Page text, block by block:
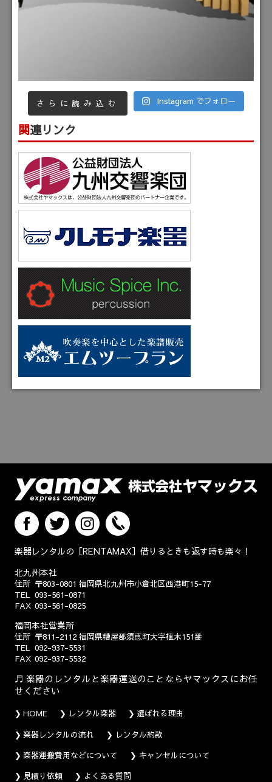
さらに読み込む Instagram でフォロー
関連リンク
楽器レンタルの［RENTAMAX］借りるときも返す時も楽々！
北九州本社
住所 〒803-0801 福岡県北九州市小倉北区西港町15-77
TEL 093-561-0871
FAX 093-561-0825
福岡本社営業所
住所 〒811-2112 福岡県糟屋郡須恵町大字植木151番
TEL 092-937-5531
FAX 092-937-5532
楽器のレンタルと楽器運送のことならヤマックスにお任
せください
HOME レンタル楽器
選ばれる理由
楽器レンタルの流れ
レンタル約款
楽器運搬費用などについて
キャンセルについて
見積り依頼
よくある質問